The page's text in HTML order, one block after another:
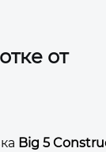
от
Big 5